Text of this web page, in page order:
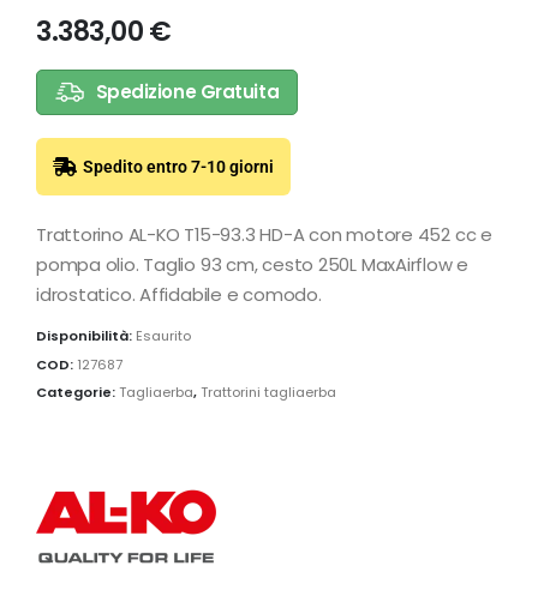
3.383,00€
Spedizione Gratuita
Spedito entro 7-10 giorni
Trattorino AL-KO T15-93.3 HD-A con motore 452 cc e
pompa olio. Taglio 93 cm, cesto 250L MaxAirflow e
idrostatico. Affidabile e comodo.
Disponibilità: Esaurito
COD: 127687
Categorie:Tagliaerba,Trattorini tagliaerba